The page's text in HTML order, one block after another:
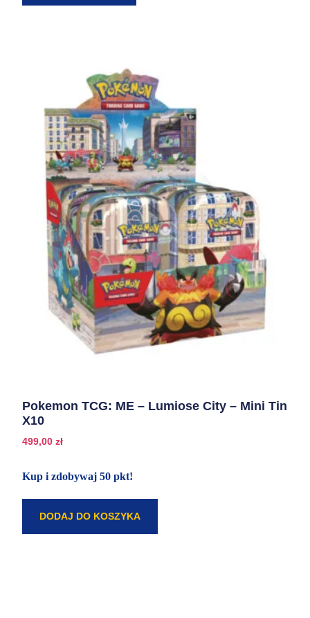
Pokemon TCG: ME – Lumiose City – Mini Tin
X10
499,00zł
Kup i zdobywaj 50 pkt!
DODAJ DO KOSZYKA